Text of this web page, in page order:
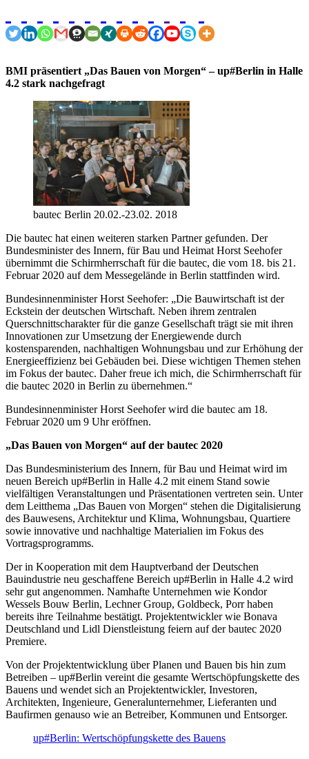
BMI präsentiert „Das Bauen von Morgen“ – up#Berlin in Halle
4.2 stark nachgefragt
bautec Berlin 20.02.-23.02. 2018
Die bautec hat einen weiteren starken Partner gefunden. Der
Bundesminister des Innern, für Bau und Heimat Horst Seehofer
übernimmt die Schirmherrschaft für die bautec, die vom 18. bis 21.
Februar 2020 auf dem Messegelände in Berlin stattfinden wird.
Bundesinnenminister Horst Seehofer: „Die Bauwirtschaft ist der
Eckstein der deutschen Wirtschaft. Neben ihrem zentralen
Querschnittscharakter für die ganze Gesellschaft trägt sie mit ihren
Innovationen zur Umsetzung der Energiewende durch
kostensparenden, nachhaltigen Wohnungsbau und zur Erhöhung der
Energieeffizienz bei Gebäuden bei. Diese wichtigen Themen stehen
im Fokus der bautec. Daher freue ich mich, die Schirmherrschaft für
die bautec 2020 in Berlin zu übernehmen.“
Bundesinnenminister Horst Seehofer wird die bautec am 18.
Februar 2020 um 9 Uhr eröffnen.
„Das Bauen von Morgen“ auf der bautec 2020
Das Bundesministerium des Innern, für Bau und Heimat wird im
neuen Bereich up#Berlin in Halle 4.2 mit einem Stand sowie
vielfältigen Veranstaltungen und Präsentationen vertreten sein. Unter
dem Leitthema „Das Bauen von Morgen“ stehen die Digitalisierung
des Bauwesens, Architektur und Klima, Wohnungsbau, Quartiere
sowie innovative und nachhaltige Materialien im Fokus des
Vortragsprogramms.
Der in Kooperation mit dem Hauptverband der Deutschen
Bauindustrie neu geschaffene Bereich up#Berlin in Halle 4.2 wird
sehr gut angenommen. Namhafte Unternehmen wie Kondor
Wessels Bouw Berlin, Lechner Group, Goldbeck, Porr haben
bereits ihre Teilnahme bestätigt. Projektentwickler wie Bonava
Deutschland und Lidl Dienstleistung feiern auf der bautec 2020
Premiere.
Von der Projektentwicklung über Planen und Bauen bis hin zum
Betreiben – up#Berlin vereint die gesamte Wertschöpfungskette des
Bauens und wendet sich an Projektentwickler, Investoren,
Architekten, Ingenieure, Generalunternehmer, Lieferanten und
Baufirmen genauso wie an Betreiber, Kommunen und Entsorger.
up#Berlin: Wertschöpfungskette des Bauens